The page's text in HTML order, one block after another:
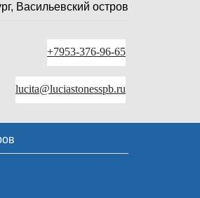
Васильевский остров
+7953-376-96-65
lucita@luciastonesspb.ru